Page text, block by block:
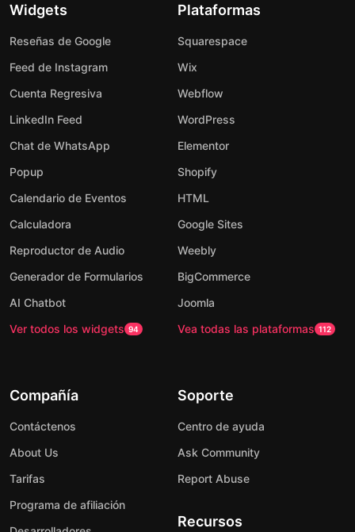
Widgets
Reseñas de Google
Feed de Instagram
Cuenta Regresiva
LinkedIn Feed
Chat de WhatsApp
Popup
Calendario de Eventos
Calculadora
Reproductor de Audio
Generador de Formularios
AI Chatbot
Ver todos los widgets 94
Plataformas
Squarespace
Wix
Webflow
WordPress
Elementor
Shopify
HTML
Google Sites
Weebly
BigCommerce
Joomla
Vea todas las plataformas 112
Compañía
Contáctenos
About Us
Tarifas
Programa de afiliación
Soporte
Centro de ayuda
Ask Community
Report Abuse
Recursos